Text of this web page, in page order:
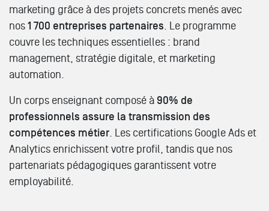
marketing grâce à des projets concrets menés avec
nos 1 700 entreprises partenaires. Le programme
couvre les techniques essentielles : brand
management, stratégie digitale, et marketing
automation.
Un corps enseignant composé à 90% de
professionnels assure la transmission des
compétences métier. Les certifications Google Ads et
Analytics enrichissent votre profil, tandis que nos
partenariats pédagogiques garantissent votre
employabilité.